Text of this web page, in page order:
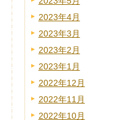
2023年4月
2023年3月
2023年2月
2023年1月
2022年12月
2022年11月
2022年10月